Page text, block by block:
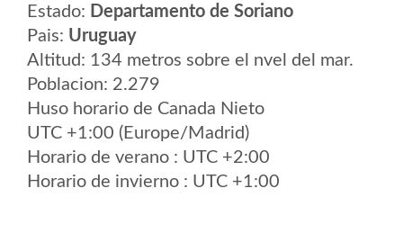
Estado: Departamento de Soriano
Pais: Uruguay
Altitud: 134 metros sobre el nvel del mar.
Poblacion: 2.279
Huso horario de Canada Nieto
UTC +1:00 (Europe/Madrid)
Horario de verano : UTC +2:00
Horario de invierno : UTC +1:00